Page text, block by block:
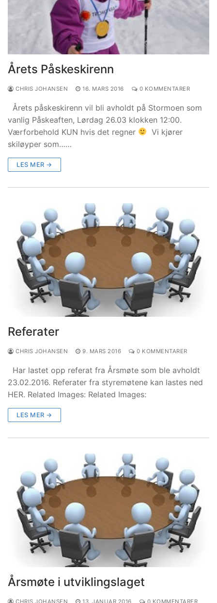
Årets Påskeskirenn
CHRIS JOHANSEN 16. MARS 2016 0 KOMMENTARER
Årets påskeskirenn vil bli avholdt på Stormoen som
vanlig Påskeaften, Lørdag 26.03 klokken 12:00.
Værforbehold KUN hvis det regner
Vi kjører
skiløyper som……
LES MER →
Referater
CHRIS JOHANSEN 9. MARS 2016 0 KOMMENTARER
Har lastet opp referat fra Årsmøte som ble avholdt
23.02.2016. Referater fra styremøtene kan lastes ned
HER. Related Images: Related Images:
LES MER →
Årsmøte i utviklingslaget
CHRIS JOHANSEN 13. JANUAR 2016 0 KOMMENTARER